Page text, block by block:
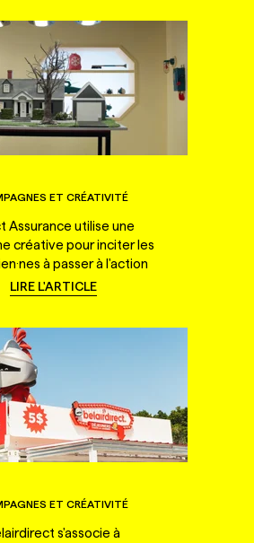
ET CRÉATIVITÉ
Assurance utilise une
créative pour inciter les
à passer à l'action
LIRE L'ARTICLE
ET CRÉATIVITÉ
s'associe à